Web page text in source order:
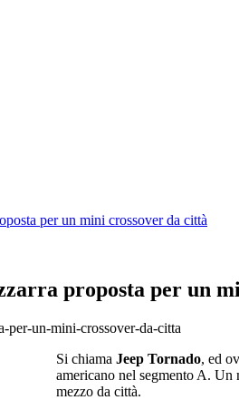
per un mini crossover da città
proposta per un
Si chiama Jeep Tornado, ed
americano nel segmento A. Un
mezzo da città.